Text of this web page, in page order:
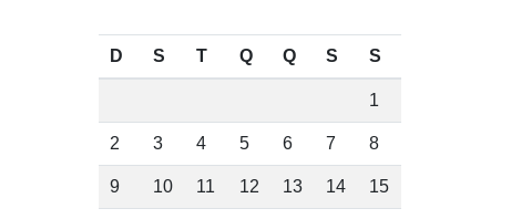
D S T Q Q S S
1
2 3 4 5 6 7 8
9 10 11 12 13 14 15